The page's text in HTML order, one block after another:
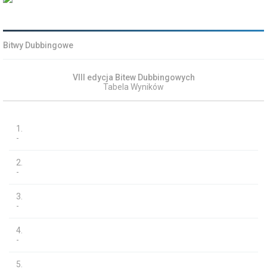
Bitwy Dubbingowe
VIII edycja Bitew Dubbingowych
Tabela Wyników
1.
-
2.
-
3.
-
4.
-
5.